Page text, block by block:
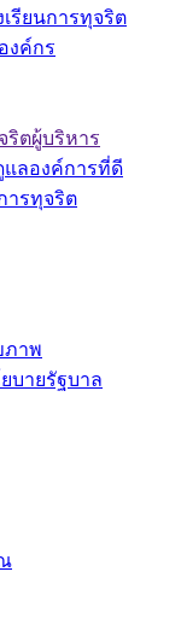
เรียนการทุจริต
งค์กร
ริตผู้บริหาร
แลองค์การที่ดี
ารทุจริต
ภาพ
บายรัฐบาล